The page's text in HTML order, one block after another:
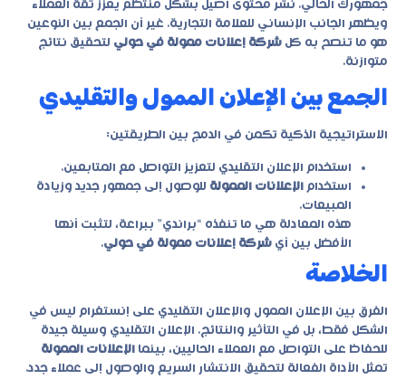
جمهورك الحالي. نشر محتوى أصيل بشكل منتظم يعزز ثقة العملاء
ويظهر الجانب الإنساني للعلامة التجارية. غير أن الجمع بين النوعين
هو ما تنصح به كل شركة إعلانات ممولة في حولي لتحقيق نتائج
متوازنة.
الجمع بين الإعلان الممول والتقليدي
الاستراتيجية الذكية تكمن في الدمج بين الطريقتين:
استخدام الإعلان التقليدي لتعزيز التواصل مع المتابعين.
استخدام الإعلانات الممولة للوصول إلى جمهور جديد وزيادة
المبيعات.
هذه المعادلة هي ما تنفذه “براندي” ببراعة، لتثبت أنها
الأفضل بين أي شركة إعلانات ممولة في حولي.
الخلاصة
الفرق بين الإعلان الممول والإعلان التقليدي على إنستغرام ليس في
الشكل فقط، بل في التأثير والنتائج. الإعلان التقليدي وسيلة جيدة
للحفاظ على التواصل مع العملاء الحاليين، بينما الإعلانات الممولة
تمثل الأداة الفعالة لتحقيق الانتشار السريع والوصول إلى عملاء جدد.